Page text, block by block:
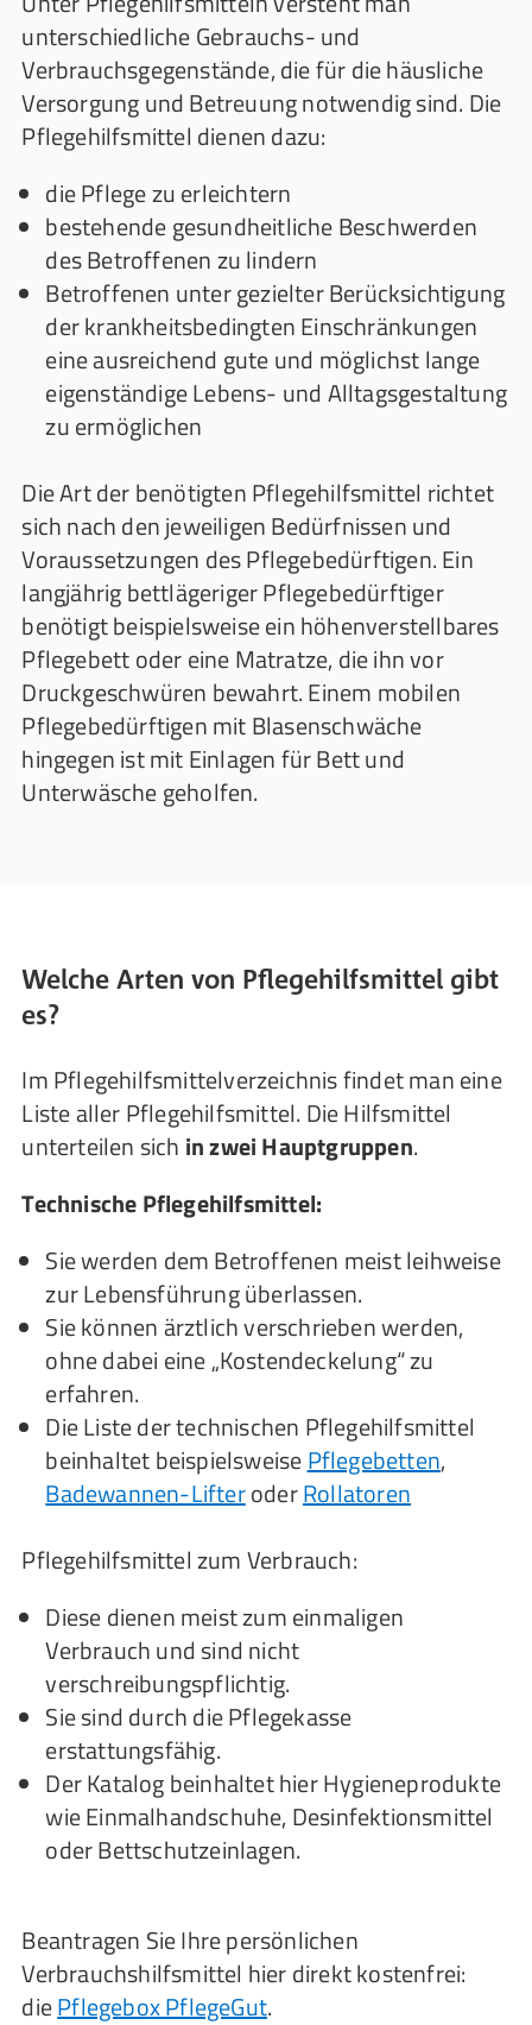
unterschiedliche Gebrauchs- und
Verbrauchsgegenstände, die für die häusliche
Versorgung und Betreuung notwendig sind. Die
Pflegehilfsmittel dienen dazu:
die Pflege zu erleichtern
bestehende gesundheitliche Beschwerden
des Betroffenen zu lindern
Betroffenen unter gezielter Berücksichtigung
der krankheitsbedingten Einschränkungen
eine ausreichend gute und möglichst lange
eigenständige Lebens- und Alltagsgestaltung
zu ermöglichen
Die Art der benötigten Pflegehilfsmittel richtet
sich nach den jeweiligen Bedürfnissen und
Voraussetzungen des Pflegebedürftigen. Ein
langjährig bettlägeriger Pflegebedürftiger
benötigt beispielsweise ein höhenverstellbares
Pflegebett oder eine Matratze, die ihn vor
Druckgeschwüren bewahrt. Einem mobilen
Pflegebedürftigen mit Blasenschwäche
hingegen ist mit Einlagen für Bett und
Unterwäsche geholfen.
Welche Arten von Pflegehilfsmittel gibt
es?
Im Pflegehilfsmittelverzeichnis findet man eine
Liste aller Pflegehilfsmittel. Die Hilfsmittel
unterteilen sich in zwei Hauptgruppen.
Technische Pflegehilfsmittel:
Sie werden dem Betroffenen meist leihweise
zur Lebensführung überlassen.
Sie können ärztlich verschrieben werden,
ohne dabei eine „Kostendeckelung“ zu
erfahren.
Die Liste der technischen Pflegehilfsmittel
beinhaltet beispielsweisePflegebetten,
Badewannen-LifteroderRollatoren
Pflegehilfsmittel zum Verbrauch:
Diese dienen meist zum einmaligen
Verbrauch und sind nicht
verschreibungspflichtig.
Sie sind durch die Pflegekasse
erstattungsfähig.
Der Katalog beinhaltet hier Hygieneprodukte
wie Einmalhandschuhe, Desinfektionsmittel
oder Bettschutzeinlagen.
Beantragen Sie Ihre persönlichen
Verbrauchshilfsmittel hier direkt kostenfrei:
diePflegebox PflegeGut.